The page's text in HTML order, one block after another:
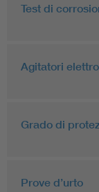
Test di
Agitatori
Grado di
Prove d’urto